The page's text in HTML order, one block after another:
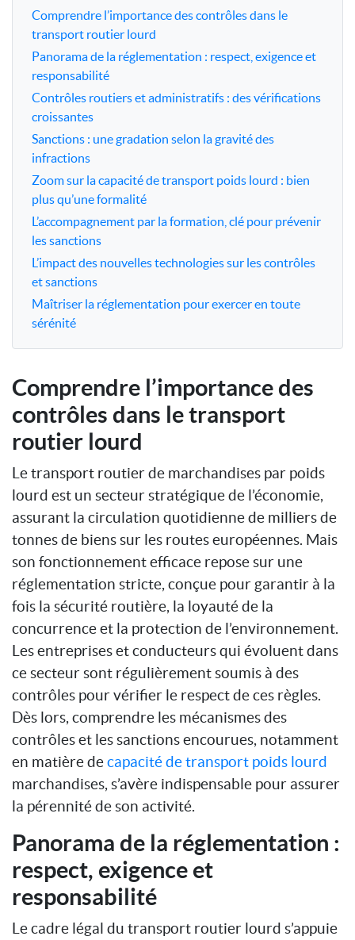
Comprendre l’importance des contrôles dans le
transport routier lourd
Panorama de la réglementation : respect, exigence et
responsabilité
Contrôles routiers et administratifs : des vérifications
croissantes
Sanctions : une gradation selon la gravité des
infractions
Zoom sur la capacité de transport poids lourd : bien
plus qu’une formalité
L’accompagnement par la formation, clé pour prévenir
les sanctions
L’impact des nouvelles technologies sur les contrôles
et sanctions
Maîtriser la réglementation pour exercer en toute
sérénité
Comprendre l’importance des
contrôles dans le transport
routier lourd
Le transport routier de marchandises par poids
lourd est un secteur stratégique de l’économie,
assurant la circulation quotidienne de milliers de
tonnes de biens sur les routes européennes. Mais
son fonctionnement efficace repose sur une
réglementation stricte, conçue pour garantir à la
fois la sécurité routière, la loyauté de la
concurrence et la protection de l’environnement.
Les entreprises et conducteurs qui évoluent dans
ce secteur sont régulièrement soumis à des
contrôles pour vérifier le respect de ces règles.
Dès lors, comprendre les mécanismes des
contrôles et les sanctions encourues, notamment
en matière decapacité de transport poids lourd
marchandises, s’avère indispensable pour assurer
la pérennité de son activité.
Panorama de la réglementation :
respect, exigence et
responsabilité
Le cadre légal du transport routier lourd s’appuie